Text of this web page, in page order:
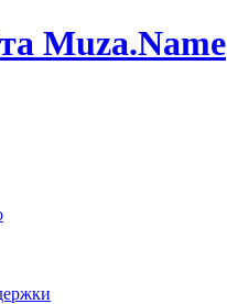
Muza.Name